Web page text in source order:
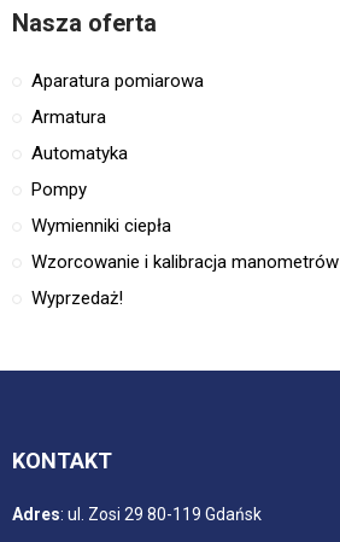
Nasza oferta
Aparatura pomiarowa
Armatura
Automatyka
Pompy
Wymienniki ciepła
Wzorcowanie i kalibracja manometrów
Wyprzedaż!
KONTAKT
Adres: ul. Zosi 29 80-119 Gdańsk